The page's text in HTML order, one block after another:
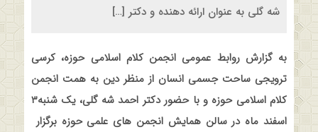
شه گلی به عنوان ارائه دهنده و دکتر […]
به گزارش روابط عمومی انجمن کلام اسلامی حوزه، کرسی
ترویجی ساحت جسمی انسان از منظر دین به همت انجمن
کلام اسلامی حوزه و با حضور دکتر احمد شه گلی، یک شنبه۳
اسفند ماه در سالن همایش انجمن های علمی حوزه برگزار